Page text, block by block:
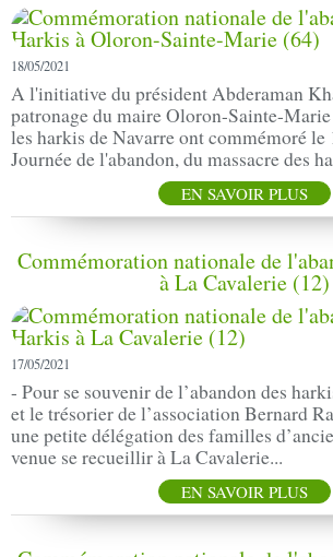
18/05/2021
A l'initiative du président Abderaman
patronage du maire Oloron-Sainte-
les harkis de Navarre ont commémoré le
Journée de l'abandon, du massacre des
EN SAVOIR PLUS
Commémoration nationale de
à La Cavalerie (12)
17/05/2021
- Pour se souvenir de l’abandon des
et le trésorier de l’association Bernard
une petite délégation des familles
venue se recueillir à La Cavalerie...
EN SAVOIR PLUS